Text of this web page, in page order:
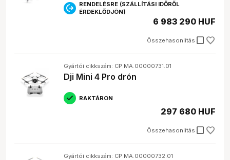
RENDELÉSRE (SZÁLLÍTÁSI IDŐRŐL
ÉRDEKLŐDJÖN)
Összehasonlítás check_box_outline_blank
6 983 290 HUF
Gyártói cikkszám: CP.MA.00000731.01
Dji Mini 4 Pro drón
RAKTÁRON
Összehasonlítás check_box_outline_blank
297 680 HUF
Gyártói cikkszám: CP.MA.00000732.01